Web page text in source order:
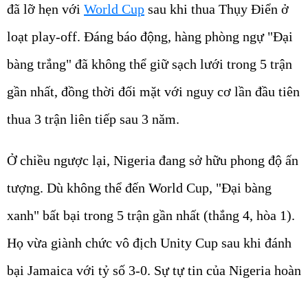
đã lỡ hẹn với World Cup sau khi thua Thụy Điển ở
loạt play-off. Đáng báo động, hàng phòng ngự "Đại
bàng trắng" đã không thể giữ sạch lưới trong 5 trận
gần nhất, đồng thời đối mặt với nguy cơ lần đầu tiên
thua 3 trận liên tiếp sau 3 năm.
Ở chiều ngược lại, Nigeria đang sở hữu phong độ ấn
tượng. Dù không thể đến World Cup, "Đại bàng
xanh" bất bại trong 5 trận gần nhất (thắng 4, hòa 1).
Họ vừa giành chức vô địch Unity Cup sau khi đánh
bại Jamaica với tỷ số 3-0. Sự tự tin của Nigeria hoàn